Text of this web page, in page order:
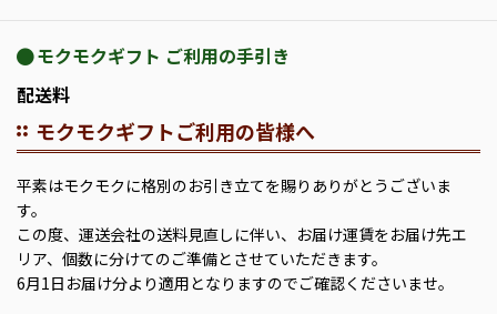
モクモクギフト ご利用の手引き
配送料
モクモクギフトご利用の皆様へ
平素はモクモクに格別のお引き立てを賜りありがとうございま
す。
この度、運送会社の送料見直しに伴い、お届け運賃をお届け先エ
リア、個数に分けてのご準備とさせていただきます。
6月1日お届け分より適用となりますのでご確認くださいませ。